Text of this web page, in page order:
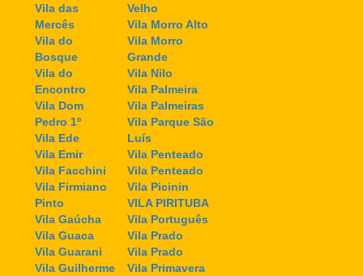
Vila das
Mercês
Vila do
Bosque
Vila do
Encontro
Vila Dom
Pedro 1º
Vila Ede
Vila Emir
Vila Facchini
Vila Firmiano
Pinto
Vila Gaúcha
Vila Guaca
Vila Guarani
Vila Guilherme
Velho
Vila Morro Alto
Vila Morro
Grande
Vila Nilo
Vila Palmeira
Vila Palmeiras
Vila Parque São
Luís
Vila Penteado
Vila Penteado
Vila Picinin
VILA PIRITUBA
Vila Português
Vila Prado
Vila Prado
Vila Primavera